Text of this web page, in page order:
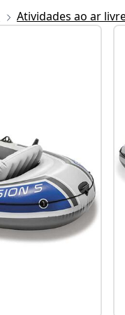
Atividades ao ar